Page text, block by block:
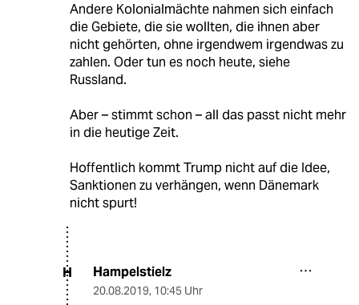
Andere Kolonialmächte nahmen sich einfach
die Gebiete, die sie wollten, die ihnen aber
nicht gehörten, ohne irgendwem irgendwas zu
zahlen. Oder tun es noch heute, siehe
Russland.
Aber – stimmt schon – all das passt nicht mehr
in die heutige Zeit.
Hoffentlich kommt Trump nicht auf die Idee,
Sanktionen zu verhängen, wenn Dänemark
nicht spurt!
H Hampelstielz
20.08.2019, 10:45 Uhr